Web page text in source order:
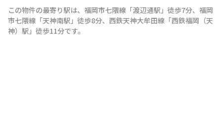
この物件の最寄り駅は、 福岡市七隈線 「渡辺通駅 」 徒歩7分、 福岡
市七隈線 「天神南駅 」 徒歩8分、 西鉄天神大牟田線 「西鉄福岡（天
神）駅 」 徒歩11分です。